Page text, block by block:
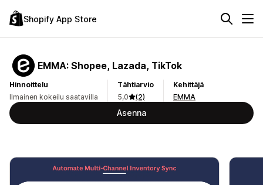
Shopify App Store
EMMA: Shopee, Lazada, TikTok
Hinnoittelu
Ilmainen kokeilu saatavilla
Tähtiarvio
5,0
(2)
Kehittäjä
EMMA
Asenna